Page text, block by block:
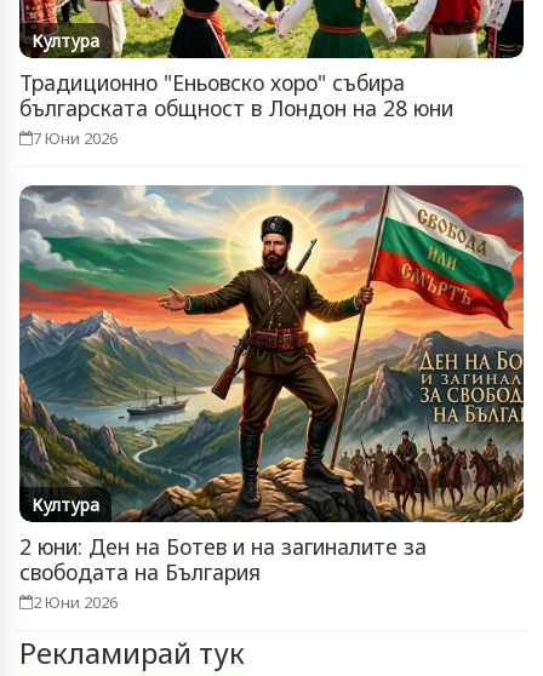
Култура
Традиционно "Еньовско хоро" събира
българската общност в Лондон на 28 юни
7 Юни 2026
Култура
2 юни: Ден на Ботев и на загиналите за
свободата на България
2 Юни 2026
Рекламирай тук